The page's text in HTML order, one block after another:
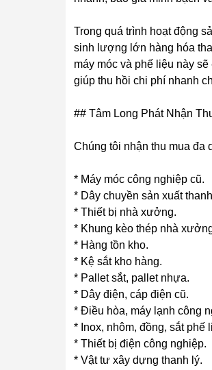
Trong quá trình hoạt động
sinh lượng lớn hàng hóa
máy móc và phế liệu này
giúp thu hồi chi phí nhanh
## Tâm Long Phát Nhận
Chúng tôi nhận thu mua đa
* Máy móc công nghiệp cũ.
* Dây chuyền sản xuất
* Thiết bị nhà xưởng.
* Khung kèo thép nhà
* Hàng tồn kho.
* Kệ sắt kho hàng.
* Pallet sắt, pallet nhựa.
* Dây điện, cáp điện cũ.
* Điều hòa, máy lạnh công
* Inox, nhôm, đồng, sắt phế
* Thiết bị điện công nghiệp.
* Vật tư xây dựng thanh lý.